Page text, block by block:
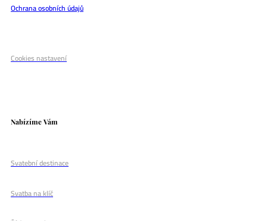
Ochrana osobních údajů
Cookies nastavení
Nabízíme Vám
Svatební destinace
Svatba na klíč